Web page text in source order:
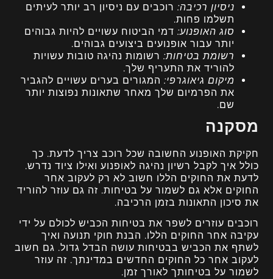
ניסיון רכיבה: רוכבים עם ניסיון רב יותר לעיתים
תשלמו פחות.
סוג האופנוע: דמי הביטוח עשויים להיות גבוהים
יותר עבור אופנועים ביצועים גבוהים.
רשומת בטיחות: רשומות נהיגה טובות עשויות
להוריד את התעריף שלך.
מיקום גיאוגרפי: המגורים בערים עשויים להגביר
את הפרמיום שלך מאחר שתאונות נפוצות יותר
שם.
מסקנה
חקיקת האופנוע החשובה שכל רוכב צריך לדעת. כך
כולל איך לקבל רשיון נהיגה לאופנוע ואילו ציוד נדרש.
לדעת את החוקים הללו חשוב לא רק לעקוב אחר
החוקים אלא גם לשמור על בטיחות. זה גם עוזר להוריד
את סיכון התאונות בזמן הרכיבה.
רוכבים עוזרים לשפר את בטיחות הכביש לכולם על ידי
עקיבה אחר החוקים הללו. הבנת חוקי תנועה ואיך
לשתף את הכביש בבטיחות עושה הבדל גדול. גם חשוב
לעקוב אחר כל החוקים החדשים במדינתך. זה עוזר
לשמור על בטיחותך לאורך זמן.